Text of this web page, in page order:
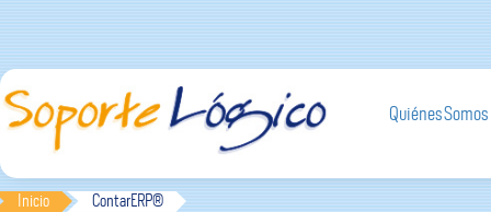
Quiénes Somos
Inicio ContarERP®